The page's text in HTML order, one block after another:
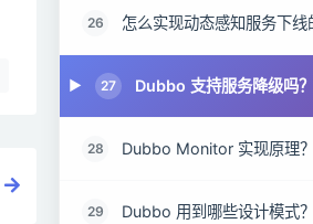
26 怎么实现动态感知服务下线
27 Dubbo 支持服务降级吗？
28 Dubbo Monitor 实现原理？
29 Dubbo 用到哪些设计模式？